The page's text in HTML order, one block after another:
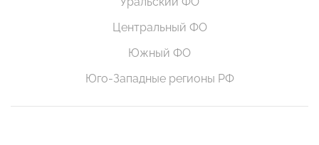
Центральный ФО
Южный ФО
Юго-Западные регионы РФ